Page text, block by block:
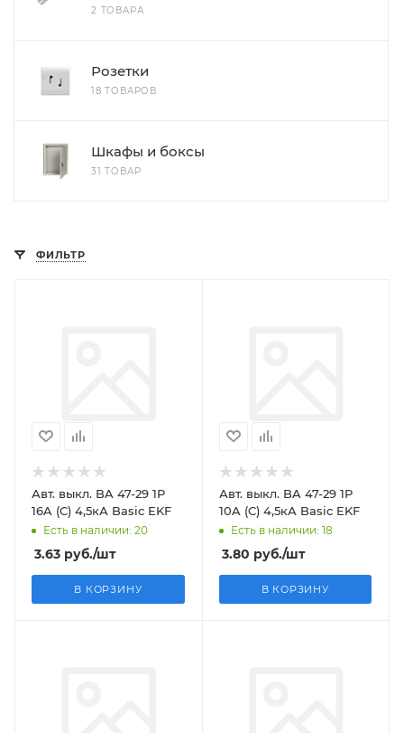
2 ТОВАРА
Розетки
18 ТОВАРОВ
Шкафы и боксы
31 ТОВАР
ФИЛЬТР
Авт. выкл. BA 47-29 1P
16A (C) 4,5кА Basic EKF
Есть в наличии: 20
3.63 руб./шт
В КОРЗИНУ
Авт. выкл. BA 47-29 1P
10A (C) 4,5кА Basic EKF
Есть в наличии: 18
3.80 руб./шт
В КОРЗИНУ